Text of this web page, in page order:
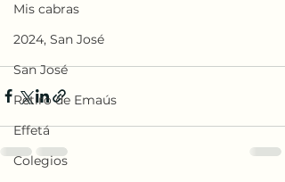
Mis cabras
2024, San José
San José
Retiro de Emaús
Effetá
Colegios